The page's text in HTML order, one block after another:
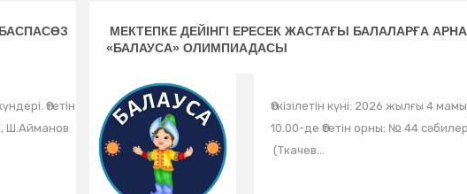
Өтетін
Ш.Айманов
МЕКТЕПКЕ ДЕЙІНГІ ЕРЕСЕК ЖАСТАҒЫ БАЛАЛАРҒА
«БАЛАУСА» ОЛИМПИАДАСЫ
Өткізілетін күні: 2026 жылғы 4
10.00-де Өтетін орны: № 44
(Ткачев...